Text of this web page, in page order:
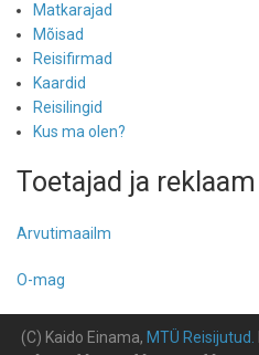
Matkarajad
Mõisad
Reisifirmad
Kaardid
Reisilingid
Kus ma olen?
Toetajad ja reklaam
Arvutimaailm
O-mag
(C) Kaido Einama, MTÜ Reisijutud